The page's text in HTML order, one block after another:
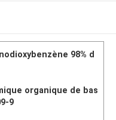
98% d
organique de bas
9